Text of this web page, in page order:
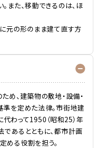
また、移動できるのは、ほ
元の形のまま建て直す方
め、建築物の敷地・設備・
準を定めた法律。市街地建
代わって1950（昭和25）年
であるとともに、都市計画
める役割を担う。